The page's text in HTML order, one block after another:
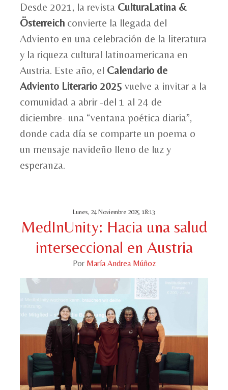
Desde 2021, la revista CulturaLatina &
Österreich convierte la llegada del
Adviento en una celebración de la literatura
y la riqueza cultural latinoamericana en
Austria. Este año, el Calendario de
Adviento Literario 2025 vuelve a invitar a la
comunidad a abrir -del 1 al 24 de
diciembre- una “ventana poética diaria”,
donde cada día se comparte un poema o
un mensaje navideño lleno de luz y
esperanza.
Lunes, 24 Noviembre 2025 18:13
MedInUnity: Hacia una salud
interseccional en Austria
Por María Andrea Múñoz